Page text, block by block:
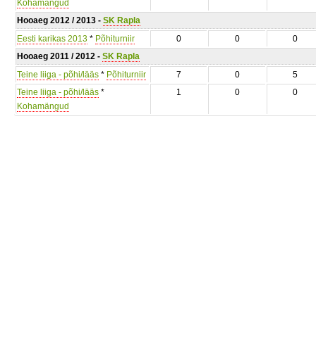
Kohamängud
Hooaeg 2012 / 2013 - SK Rapla
Eesti karikas 2013 * Põhiturniir 0 0
0
Hooaeg 2011 / 2012 - SK Rapla
Teine liiga - põhi/lääs * Põhiturniir 7 0
5
Teine liiga - põhi/lääs *
Kohamängud
1 0 0